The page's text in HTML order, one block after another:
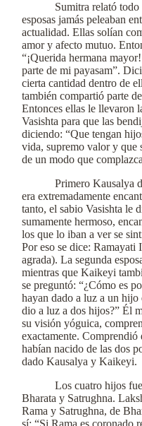
Sumitra relató
esposas jamás peleaban
actualidad. Ellas solían
amor y afecto mutuo.
“¡Querida hermana
parte de mi payasam”.
cierta cantidad dentro de
también compartió parte
Entonces ellas le llevaron
Vasishta para que las
diciendo: “Que tengan
vida, supremo valor y que
de un modo que
Primero Kausalya
era extremadamente
tanto, el sabio Vasishta le
sumamente hermoso,
los que lo iban a ver se
Por eso se dice: Ramayati
agrada). La segunda
mientras que Kaikeyi
se preguntó: “¿Cómo es
hayan dado a luz a un hijo
dio a luz a dos hijos?” Él
su visión yóguica,
exactamente.
habían nacido de las dos
dado Kausalya y Kaikeyi.
Los cuatro hijos
Bharata y Satrughna.
Rama y Satrughna, de
sí: “Si Rama es coronado